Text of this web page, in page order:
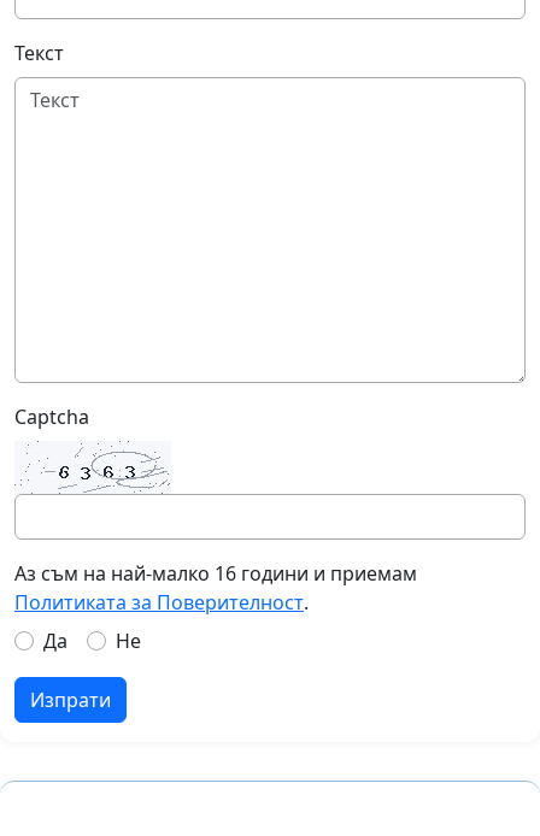
Текст
Captcha
Аз съм на най-малко 16 години и приемам
Политиката за Поверителност.
Да
Не
Изпрати